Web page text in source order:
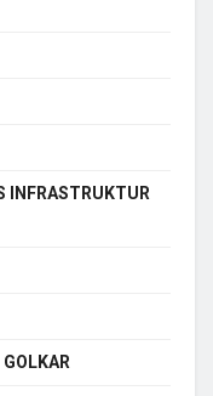
INFRASTRUKTUR